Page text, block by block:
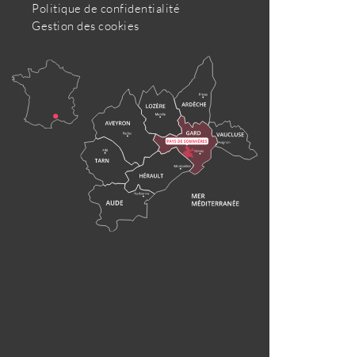
Politique de confidentialité
Gestion des cookies